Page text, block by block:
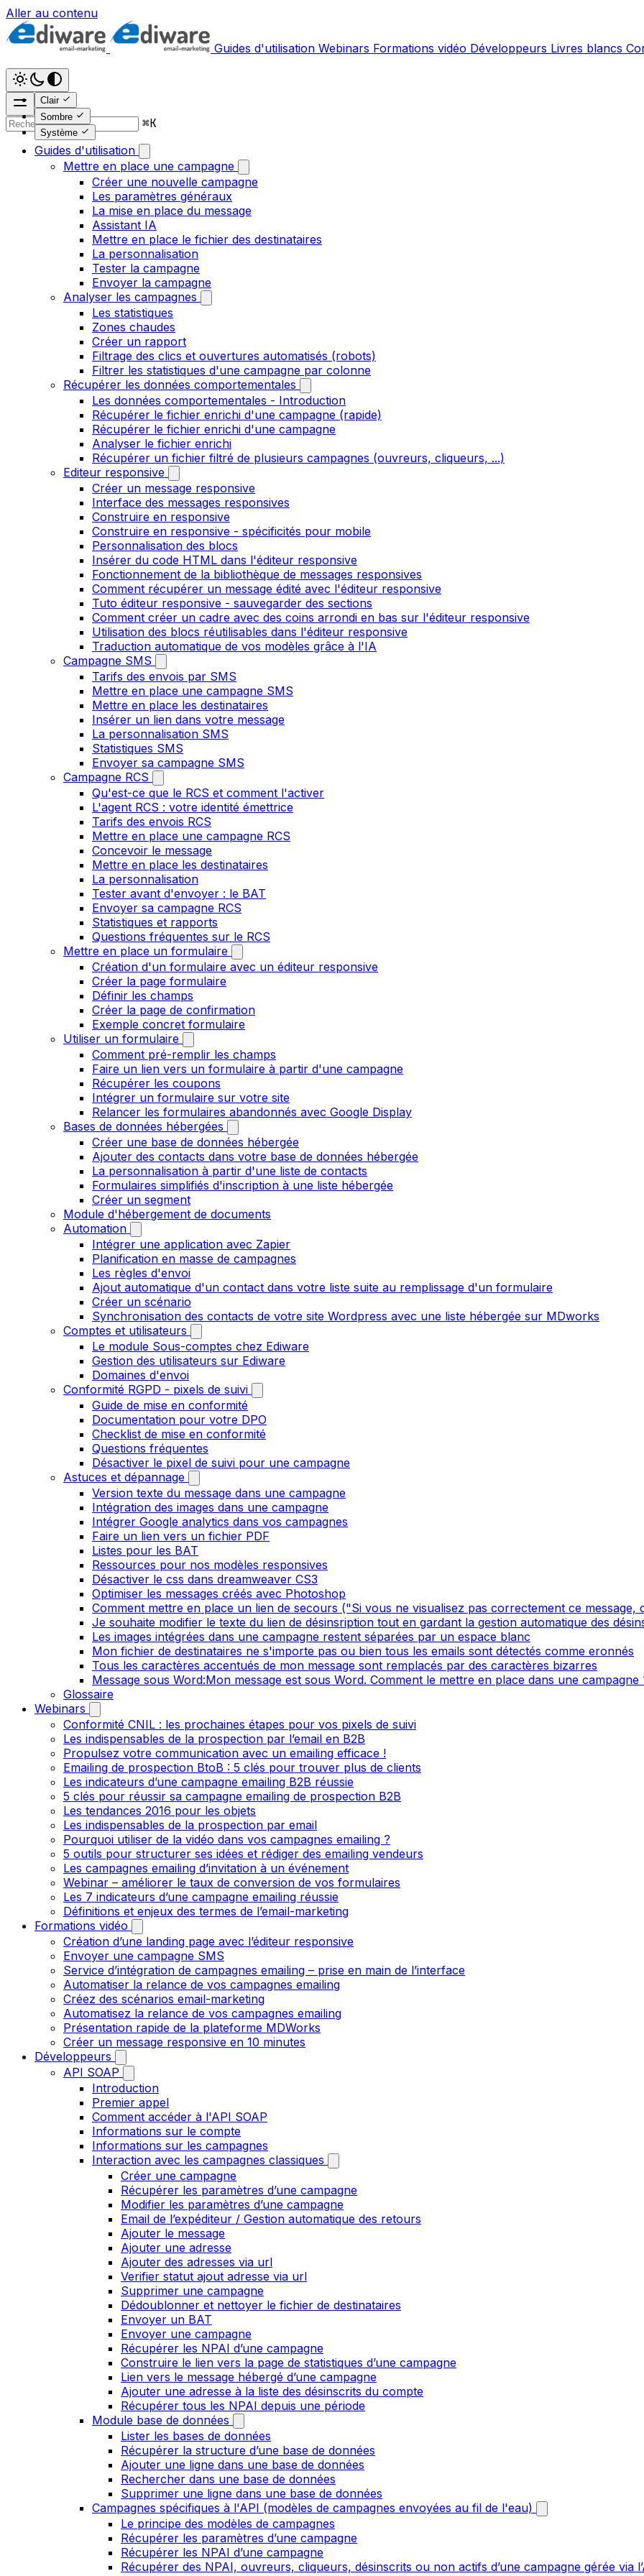
Aller au contenu
Guides d'utilisation Webinars Formations vidéo Développeurs Livres blancs
Clair
Sombre
Système
⌘K
Guides d'utilisation
Mettre en place une campagne
Créer une nouvelle campagne
Les paramètres généraux
La mise en place du message
Assistant IA
Mettre en place le fichier des destinataires
La personnalisation
Tester la campagne
Envoyer la campagne
Analyser les campagnes
Les statistiques
Zones chaudes
Créer un rapport
Filtrage des clics et ouvertures automatisés (robots)
Filtrer les statistiques d'une campagne par colonne
Récupérer les données comportementales
Les données comportementales - Introduction
Récupérer le fichier enrichi d'une campagne (rapide)
Récupérer le fichier enrichi d'une campagne
Analyser le fichier enrichi
Récupérer un fichier filtré de plusieurs campagnes (ouvreurs, cliqueurs, ...)
Editeur responsive
Créer un message responsive
Interface des messages responsives
Construire en responsive
Construire en responsive - spécificités pour mobile
Personnalisation des blocs
Insérer du code HTML dans l'éditeur responsive
Fonctionnement de la bibliothèque de messages responsives
Comment récupérer un message édité avec l'éditeur responsive
Tuto éditeur responsive - sauvegarder des sections
Comment créer un cadre avec des coins arrondi en bas sur l'éditeur responsive
Utilisation des blocs réutilisables dans l'éditeur responsive
Traduction automatique de vos modèles grâce à l'IA
Campagne SMS
Tarifs des envois par SMS
Mettre en place une campagne SMS
Mettre en place les destinataires
Insérer un lien dans votre message
La personnalisation SMS
Statistiques SMS
Envoyer sa campagne SMS
Campagne RCS
Qu'est-ce que le RCS et comment l'activer
L'agent RCS : votre identité émettrice
Tarifs des envois RCS
Mettre en place une campagne RCS
Concevoir le message
Mettre en place les destinataires
La personnalisation
Tester avant d'envoyer : le BAT
Envoyer sa campagne RCS
Statistiques et rapports
Questions fréquentes sur le RCS
Mettre en place un formulaire
Création d'un formulaire avec un éditeur responsive
Créer la page formulaire
Définir les champs
Créer la page de confirmation
Exemple concret formulaire
Utiliser un formulaire
Comment pré-remplir les champs
Faire un lien vers un formulaire à partir d'une campagne
Récupérer les coupons
Intégrer un formulaire sur votre site
Relancer les formulaires abandonnés avec Google Display
Bases de données hébergées
Créer une base de données hébergée
Ajouter des contacts dans votre base de données hébergée
La personnalisation à partir d'une liste de contacts
Formulaires simplifiés d'inscription à une liste hébergée
Créer un segment
Module d'hébergement de documents
Automation
Intégrer une application avec Zapier
Planification en masse de campagnes
Les règles d'envoi
Ajout automatique d'un contact dans votre liste suite au remplissage d'un formulaire
Créer un scénario
Synchronisation des contacts de votre site Wordpress avec une liste hébergée sur MDworks
Comptes et utilisateurs
Le module Sous-comptes chez Ediware
Gestion des utilisateurs sur Ediware
Domaines d'envoi
Conformité RGPD - pixels de suivi
Guide de mise en conformité
Documentation pour votre DPO
Checklist de mise en conformité
Questions fréquentes
Désactiver le pixel de suivi pour une campagne
Astuces et dépannage
Version texte du message dans une campagne
Intégration des images dans une campagne
Intégrer Google analytics dans vos campagnes
Faire un lien vers un fichier PDF
Listes pour les BAT
Ressources pour nos modèles responsives
Désactiver le css dans dreamweaver CS3
Optimiser les messages créés avec Photoshop
Comment mettre en place un lien de secours ("Si vous ne visualisez pas correctement ce message,
Je souhaite modifier le texte du lien de désinsription tout en gardant la gestion automatique des
Les images intégrées dans une campagne restent séparées par un espace blanc
Mon fichier de destinataires ne s'importe pas ou bien tous les emails sont détectés comme eronnés
Tous les caractères accentués de mon message sont remplacés par des caractères bizarres
Message sous Word:Mon message est sous Word. Comment le mettre en place dans une campagne
Glossaire
Webinars
Conformité CNIL : les prochaines étapes pour vos pixels de suivi
Les indispensables de la prospection par l’email en B2B
Propulsez votre communication avec un emailing efficace !
Emailing de prospection BtoB : 5 clés pour trouver plus de clients
Les indicateurs d’une campagne emailing B2B réussie
5 clés pour réussir sa campagne emailing de prospection B2B
Les tendances 2016 pour les objets
Les indispensables de la prospection par email
Pourquoi utiliser de la vidéo dans vos campagnes emailing ?
5 outils pour structurer ses idées et rédiger des emailing vendeurs
Les campagnes emailing d’invitation à un événement
Webinar – améliorer le taux de conversion de vos formulaires
Les 7 indicateurs d’une campagne emailing réussie
Définitions et enjeux des termes de l’email-marketing
Formations vidéo
Création d’une landing page avec l’éditeur responsive
Envoyer une campagne SMS
Service d’intégration de campagnes emailing – prise en main de l’interface
Automatiser la relance de vos campagnes emailing
Créez des scénarios email-marketing
Automatisez la relance de vos campagnes emailing
Présentation rapide de la plateforme MDWorks
Créer un message responsive en 10 minutes
Développeurs
API SOAP
Introduction
Premier appel
Comment accéder à l'API SOAP
Informations sur le compte
Informations sur les campagnes
Interaction avec les campagnes classiques
Créer une campagne
Récupérer les paramètres d’une campagne
Modifier les paramètres d’une campagne
Email de l’expéditeur / Gestion automatique des retours
Ajouter le message
Ajouter une adresse
Ajouter des adresses via url
Verifier statut ajout adresse via url
Supprimer une campagne
Dédoublonner et nettoyer le fichier de destinataires
Envoyer un BAT
Envoyer une campagne
Récupérer les NPAI d’une campagne
Construire le lien vers la page de statistiques d’une campagne
Lien vers le message hébergé d’une campagne
Ajouter une adresse à la liste des désinscrits du compte
Récupérer tous les NPAI depuis une période
Module base de données
Lister les bases de données
Récupérer la structure d’une base de données
Ajouter une ligne dans une base de données
Rechercher dans une base de données
Supprimer une ligne dans une base de données
Campagnes spécifiques à l'API (modèles de campagnes envoyées au fil de l'eau)
Le principe des modèles de campagnes
Récupérer les paramètres d’une campagne
Récupérer les NPAI d’une campagne
Récupérer des NPAI, ouvreurs, cliqueurs, désinscrits ou non actifs d’une campagne gérée via